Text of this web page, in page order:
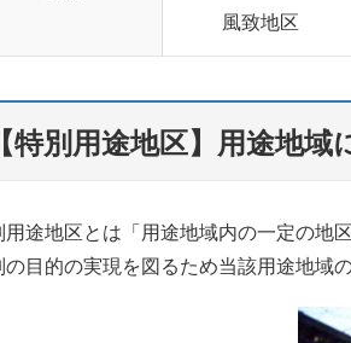
風致地区
【特別用途地区】用途地
用途地区とは「用途地域内の一定の地
の目的の実現を図るため当該用途地域